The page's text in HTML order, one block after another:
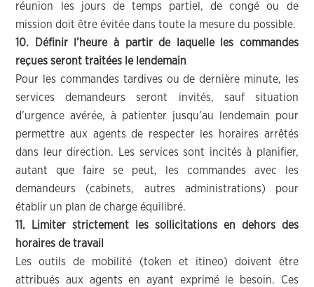
réunion les jours de temps partiel, de congé ou de
mission doit être évitée dans toute la mesure du possible.
10. Définir l’heure à partir de laquelle les commandes
reçues seront traitées le lendemain
Pour les commandes tardives ou de dernière minute, les
services demandeurs seront invités, sauf situation
d’urgence avérée, à patienter jusqu’au lendemain pour
permettre aux agents de respecter les horaires arrêtés
dans leur direction. Les services sont incités à planifier,
autant que faire se peut, les commandes avec les
demandeurs (cabinets, autres administrations) pour
établir un plan de charge équilibré.
11. Limiter strictement les sollicitations en dehors des
horaires de travail
Les outils de mobilité (token et itineo) doivent être
attribués aux agents en ayant exprimé le besoin. Ces